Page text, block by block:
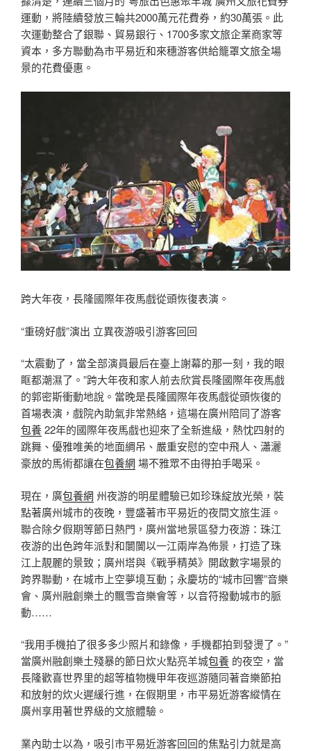
運動，將陸續發放三輪共2000萬元花費券，約30萬張。此
次運動整合了銀聯、貿易銀行、1700多家文旅企業商家等
資本，多方聯動為市平易近和來穗游客供給籠罩文旅全場
景的花費優惠。
跨大年夜，長隆國際年夜馬戲從頭恢復表演。
“重磅好戲”演出 立異夜游吸引游客回回
“太震動了，當全部演員最后在臺上謝幕的那一刻，我的眼
眶都潮濕了。”跨大年夜和家人前去欣賞長隆國際年夜馬戲
的郭密斯衝動地說。當晚是長隆國際年夜馬戲從頭恢復的
首場表演，戲院內助氣非常熱絡，這場在廣州陪同了游客
包養22年的國際年夜馬戲也迎來了全新進級，熱忱四射的
跳舞、優雅唯美的地面綢吊、嚴重安慰的空中飛人、瀟灑
豪放的馬術都讓在包養網 場不雅眾不由得拍手喝采。
現在，廣包養網 州夜游的明星體驗已如珍珠綻放光榮，裝
點著廣州城市的夜晚，豐盛著市平易近的夜間文旅生涯。
聯合除夕假期等節日熱門，廣州當地景區發力夜游：珠江
夜游的出色跨年派對和闤闠以一江兩岸為佈景，打造了珠
江上靚麗的景致；廣州塔與《戰爭精英》開啟數字場景的
跨界聯動，在城市上空夢境互動；永慶坊的“城市回響”音樂
會、廣州融創樂土的飄雪音樂會等，以音符撥動城市的脈
動……
“我用手機拍了很多多少照片和錄像，手機都拍到發燙了。”
當廣州融創樂土殘暴的節日炊火點亮羊城包養 的夜空，當
長隆歡喜世界里的超等植物機甲年夜巡游隨同著音樂節拍
和放射的炊火遲緩行進，在假期里，市平易近游客縱情在
廣州享用著世界級的文旅體驗。
業內助士以為，吸引市平易近游客回回的焦點引力就是高